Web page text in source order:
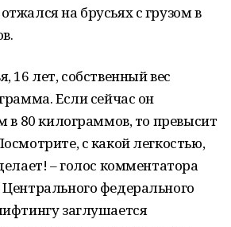
на брусьях с грузом в
16 лет, собственный вес
Если сейчас он
в 80 килограммов, то превысит
с какой легкостью,
– голос комментатора
федерального
заглушается